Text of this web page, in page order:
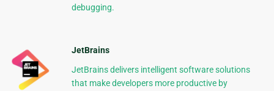
debugging.
JetBrains
JetBrains delivers intelligent software solutions
that make developers more productive by